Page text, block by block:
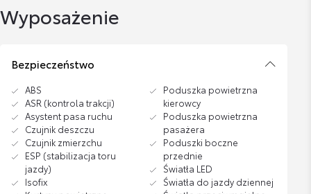
Wyposażenie
Bezpieczeństwo
ABS
ASR (kontrola trakcji)
Asystent pasa ruchu
Czujnik deszczu
Czujnik zmierzchu
ESP (stabilizacja toru
jazdy)
Isofix
Poduszka powietrzna
kierowcy
Poduszka powietrzna
pasażera
Poduszki boczne
przednie
Światła LED
Światła do jazdy dziennej